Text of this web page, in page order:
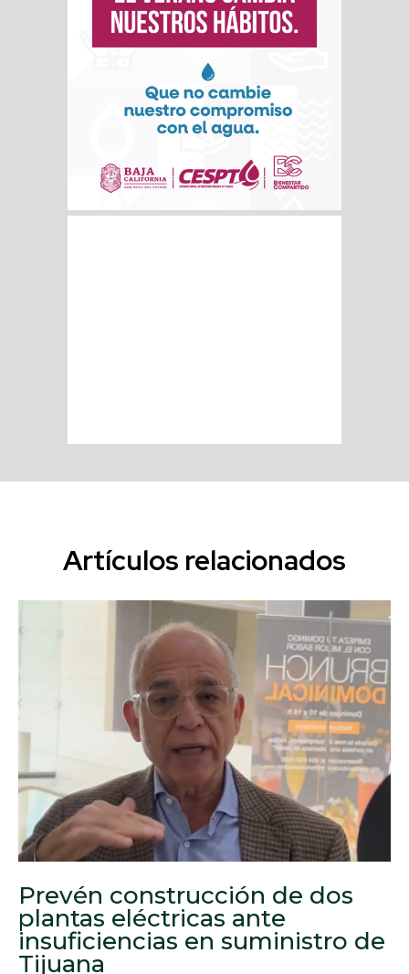
Artículos relacionados
Prevén construcción de dos
plantas eléctricas ante
insuficiencias en suministro de
Tijuana